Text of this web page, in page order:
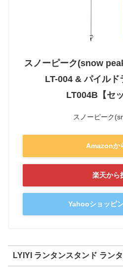
スノーピーク(snow
LT-004 & パイルド
LT004B【セ
スノーピーク
Amazonか
楽天から
Yahooショッピ
LYIYI ランタンスタンド ラン